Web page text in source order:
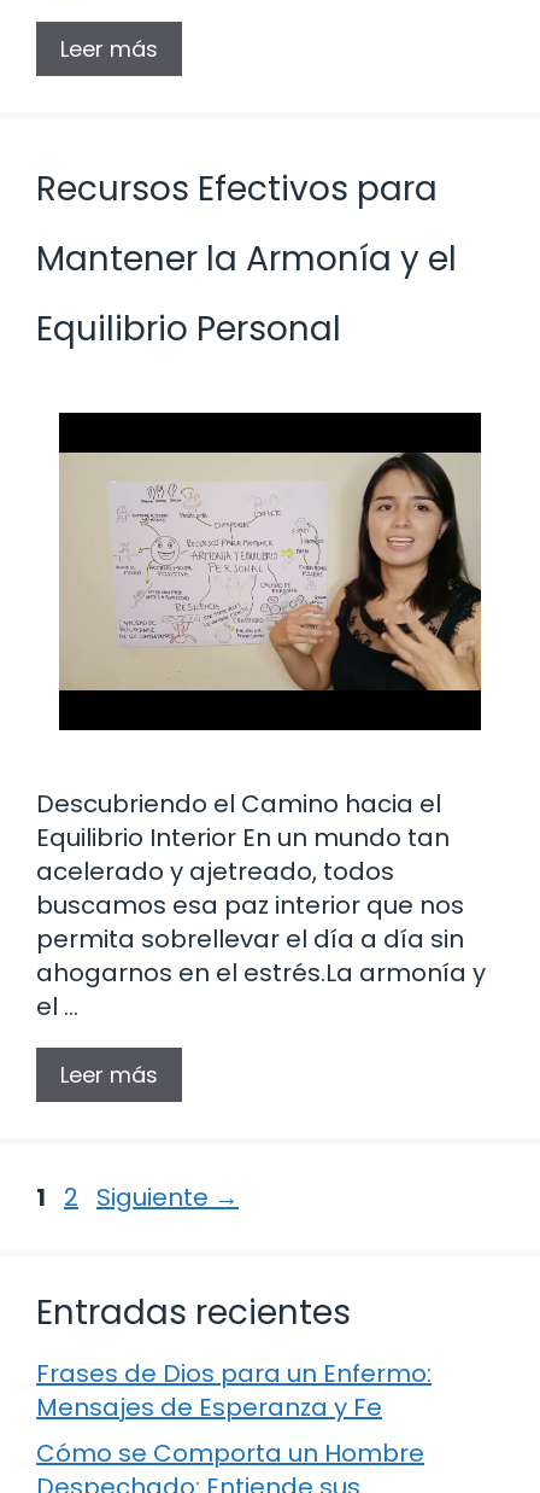
Leer más
Recursos Efectivos para
Mantener la Armonía y el
Equilibrio Personal
Descubriendo el Camino hacia el
Equilibrio Interior En un mundo tan
acelerado y ajetreado, todos
buscamos esa paz interior que nos
permita sobrellevar el día a día sin
ahogarnos en el estrés.La armonía y
el …
Leer más
Página
1 Página
2 Siguiente →
Entradas recientes
Frases de Dios para un Enfermo:
Mensajes de Esperanza y Fe
Cómo se Comporta un Hombre